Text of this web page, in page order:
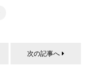
次の記事へ